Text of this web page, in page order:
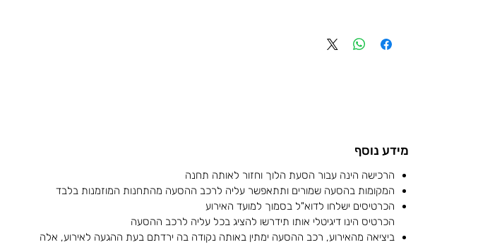
מידע נוסף
הרכישה הינה עבור הסעת הלוך וחזור לאותה תחנה
המקומות בהסעה שמורים ותתאפשר עליה לרכב ההסעה מהתחנות המוזמנות בלבד
הכרטיסים ישלחו לדוא"ל בסמוך למועד האירוע
הכרטיס הינו דיגיטלי אותו תידרשו להציג בכל עליה לרכב ההסעה
ביציאה מהאירוע, רכב ההסעה ימתין באותה נקודה בה ירדתם בעת ההגעה לאירוע, אלה